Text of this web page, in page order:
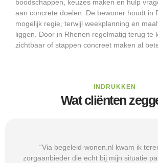
boodschappen, keuzes maken en hulp
aan concrete doelen. De bewoner houdt in
mogelijk regie, terwijl weekplanning en
liggen. Door in Rhenen regelmatig terug te
zichtbaar of stappen concreet maken al
INDRUKKEN
Wat cliënten
“Via begeleid-wonen.nl kwam ik
zorgaanbieder die echt bij mijn situatie